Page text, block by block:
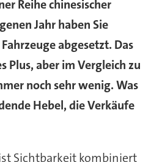
Reihe chinesischer
Jahr haben Sie
abgesetzt. Das
Plus, aber im Vergleich zu
noch sehr wenig. Was
Hebel, die Verkäufe
Sichtbarkeit kombiniert